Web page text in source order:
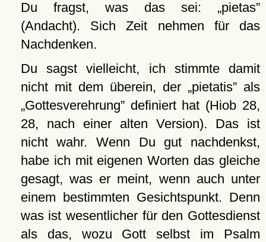
Du fragst, was das sei:
pietas
(Andacht). Sich Zeit nehmen für das
Nachdenken.
Du sagst vielleicht, ich stimmte damit
nicht mit dem überein, der
pietatis als
Gottesverehrung definiert hat (Hiob 28,
28, nach einer alten Version). Das ist
nicht wahr. Wenn Du gut nachdenkst,
habe ich mit eigenen Worten das gleiche
gesagt, was er meint, wenn auch unter
einem bestimmten Gesichtspunkt. Denn
was ist wesentlicher für den Gottesdienst
als das, wozu Gott selbst im Psalm